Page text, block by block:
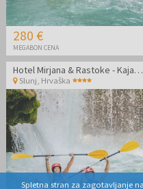
280 €
MEGABON CENA
Hotel Mirjana & Rastoke - Kajakaštvo po čudoviti reki Mrežnici
Slunj Hrvaška
Spletna stran za zagotavljanje